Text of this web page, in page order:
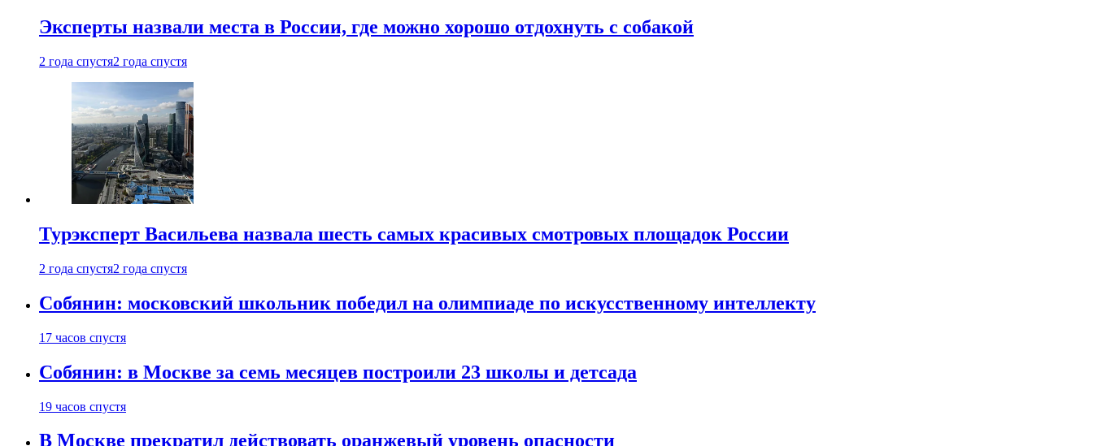
Эксперты назвали места в России, где можно хорошо отдохнуть с собакой
2 года спустя2 года спустя
Турэксперт Васильева назвала шесть самых красивых смотровых площадок России
2 года спустя2 года спустя
Собянин: московский школьник победил на олимпиаде по искусственному интеллекту
17 часов спустя
Собянин: в Москве за семь месяцев построили 23 школы и детсада
19 часов спустя
В Москве прекратил действовать оранжевый уровень опасности